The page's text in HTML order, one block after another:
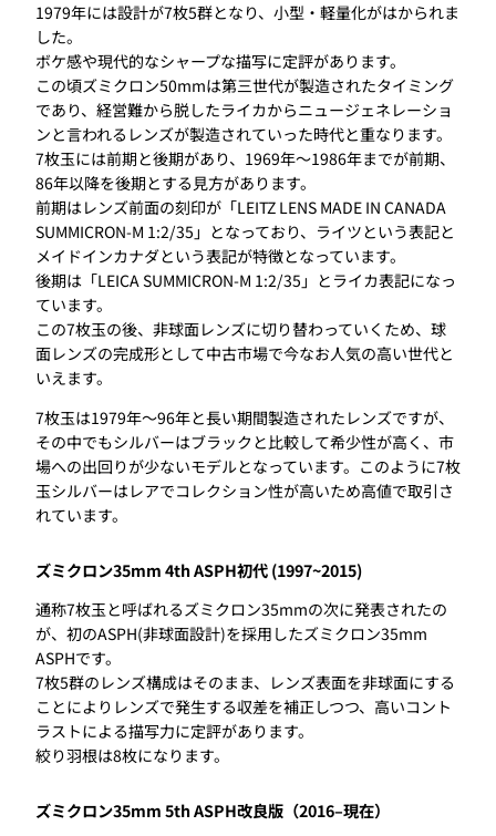
1979年には設計が7枚5群となり、小型・軽量化がはかられま
した。
ボケ感や現代的なシャープな描写に定評があります。
この頃ズミクロン50mmは第三世代が製造されたタイミング
であり、経営難から脱したライカからニュージェネレーショ
ンと言われるレンズが製造されていった時代と重なります。
7枚玉には前期と後期があり、1969年〜1986年までが前期、
86年以降を後期とする見方があります。
前期はレンズ前面の刻印が「LEITZ LENS MADE IN CANADA
SUMMICRON-M 1:2/35」となっており、ライツという表記と
メイドインカナダという表記が特徴となっています。
後期は「LEICA SUMMICRON-M 1:2/35」とライカ表記になっ
ています。
この7枚玉の後、非球面レンズに切り替わっていくため、球
面レンズの完成形として中古市場で今なお人気の高い世代と
いえます。
7枚玉は1979年〜96年と長い期間製造されたレンズですが、
その中でもシルバーはブラックと比較して希少性が高く、市
場への出回りが少ないモデルとなっています。このように7枚
玉シルバーはレアでコレクション性が高いため高値で取引さ
れています。
ズミクロン35mm 4th ASPH初代 (1997~2015)
通称7枚玉と呼ばれるズミクロン35mmの次に発表されたの
が、初のASPH(非球面設計)を採用したズミクロン35mm
ASPHです。
7枚5群のレンズ構成はそのまま、レンズ表面を非球面にする
ことによりレンズで発生する収差を補正しつつ、高いコント
ラストによる描写力に定評があります。
絞り羽根は8枚になります。
ズミクロン35mm 5th ASPH改良版（2016–現在）